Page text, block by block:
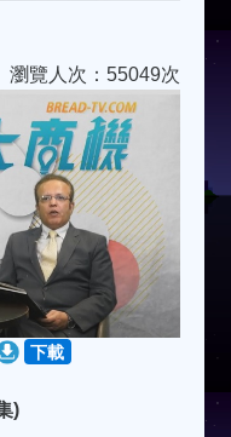
瀏覽人次：55049次
下載
)